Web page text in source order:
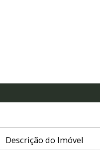
Descrição do Imóvel